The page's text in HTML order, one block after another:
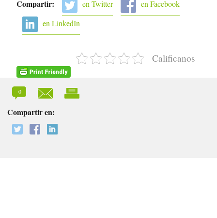
Compartir: en Twitter
en Facebook
en LinkedIn
Calificanos
0
Compartir en: